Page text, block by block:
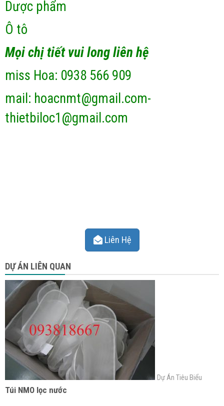
Dược phẩm
Ô tô
Mọi chị tiết vui long liên hệ
miss Hoa: 0938 566 909
mail: hoacnmt@gmail.com-
thietbiloc1@gmail.com
Liên Hệ
DỰ ÁN LIÊN QUAN
Dự Án Tiêu Biểu
Túi NMO lọc nước